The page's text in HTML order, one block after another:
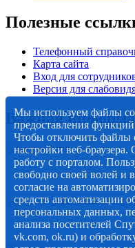
Полезные
Телефонный
Карта сайта
Вход для
Версия для
Важная
Мы используем файлы
предоставления
Чтобы отключить файлы
настройки веб-
работу с порталом.
свободно своей волей и
согласие на
средств автоматизации
персональных данных,
анализа посетителей
vk.com, ok.ru) и